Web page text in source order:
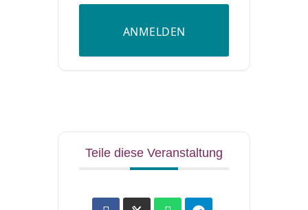
ANMELDEN
Teile diese Veranstaltung